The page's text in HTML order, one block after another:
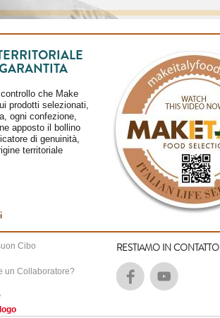
che Make
prodotti selezionati,
ogni confezione,
apposto il bollino
di genuinità,
territoriale
Cibo
un Collaboratore?
RESTIAMO IN CONTATTO